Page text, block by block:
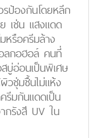
ป้องกันโดยหลีก
เช่น แสงแดด
รือครีมล้าง
ลกอฮอล์ คนที่
บู่อ่อนเป็นพิเศษ
วชุ่มชื้นไม่แห้ง
รีมกันแดดเป็น
กรังสี UV ใน